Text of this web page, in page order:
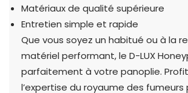
Matériaux de qualité supérieure
Entretien simple et rapide
Que vous soyez un habitué ou à la
matériel performant, le D-LUX
parfaitement à votre panoplie.
l’expertise du royaume des fumeurs